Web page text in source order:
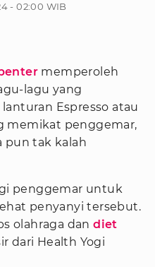
- 02:00 WIB
memperoleh
lagu yang
Espresso atau
memikat penggemar,
tak kalah
penggemar untuk
penyanyi tersebut.
olahraga dandiet
dari Health Yogi